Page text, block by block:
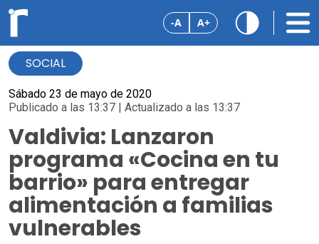
-A A+
SOCIAL
Sábado 23 de mayo de 2020
Publicado a las 13:37 | Actualizado a las 13:37
Valdivia: Lanzaron
programa «Cocina en tu
barrio» para entregar
alimentación a familias
vulnerables